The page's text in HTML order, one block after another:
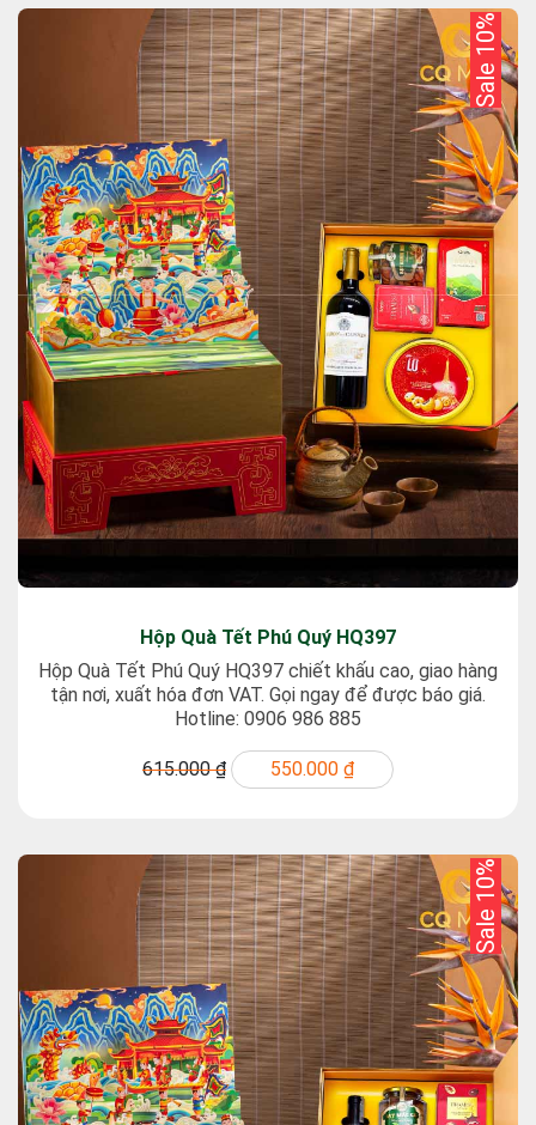
Sale 10%
Hộp Quà Tết Phú Quý HQ397
Hộp Quà Tết Phú Quý HQ397 chiết khấu cao, giao hàng
tận nơi, xuất hóa đơn VAT. Gọi ngay để được báo giá.
Hotline: 0906 986 885
615.000 ₫ 550.000 ₫
Sale 10%